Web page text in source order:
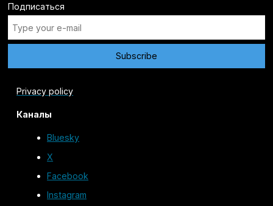
Подписаться
Privacy policy
Каналы
Bluesky
X
Facebook
Instagram